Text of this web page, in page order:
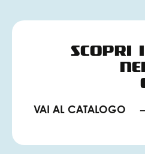
SCOPRI
VAI AL CATALOGO